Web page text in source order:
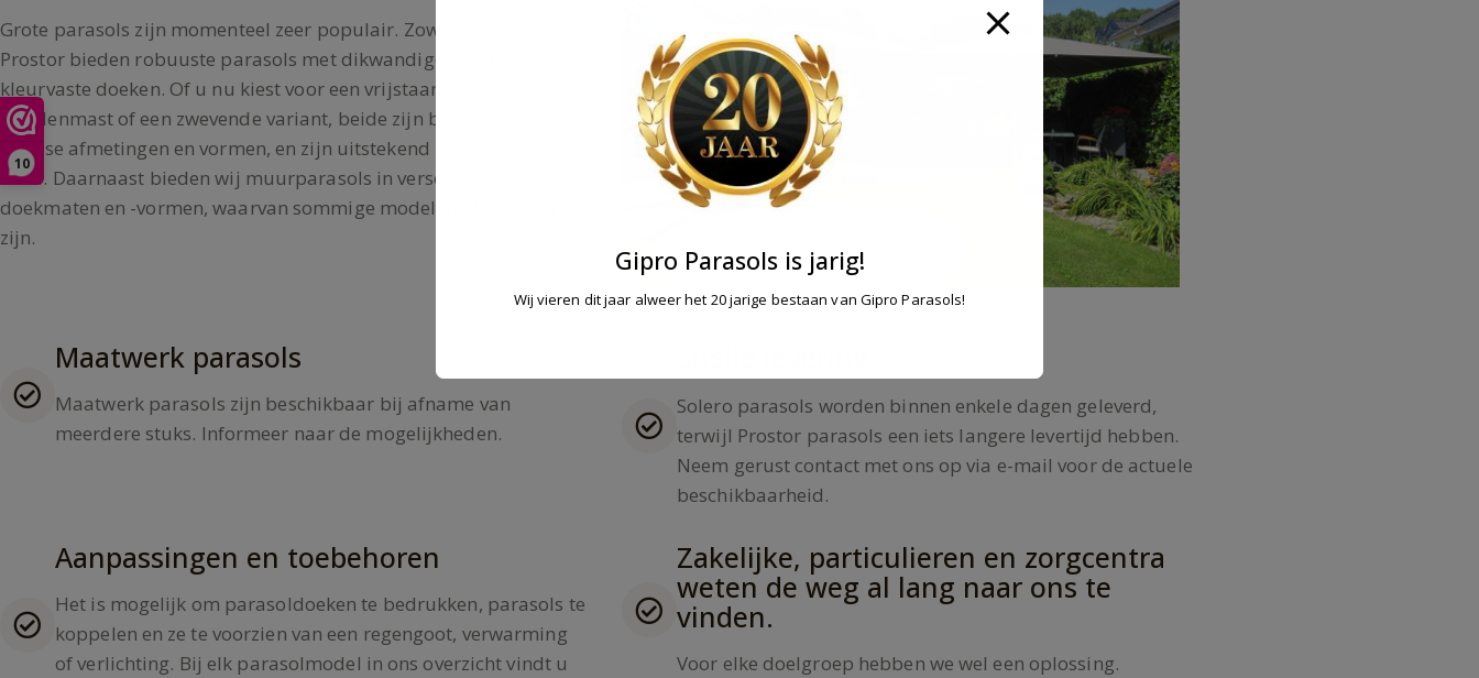
10
Grote parasols zijn momenteel zeer populair. Zowel Solero als
Prostor bieden robuuste parasols met dikwandige constructies en
kleurvaste doeken. Of u nu kiest voor een vrijstaande parasol met
middenmast of een zwevende variant, beide zijn beschikbaar in
diverse afmetingen en vormen, en zijn uitstekend bestand tegen
wind. Daarnaast bieden wij muurparasols in verschillende
doekmaten en -vormen, waarvan sommige modellen draaibaar
zijn.
Maatwerk parasols
Maatwerk parasols zijn beschikbaar bij afname van
meerdere stuks. Informeer naar de mogelijkheden.
Solero parasols worden binnen enkele dagen geleverd,
terwijl Prostor parasols een iets langere levertijd hebben.
Neem gerust contact met ons op via e-mail voor de actuele
beschikbaarheid.
Aanpassingen en toebehoren
Het is mogelijk om parasoldoeken te bedrukken, parasols te
koppelen en ze te voorzien van een regengoot, verwarming
of verlichting. Bij elk parasolmodel in ons overzicht vindt u
Zakelijke, particulieren en zorgcentra
weten de weg al lang naar ons te
vinden.
Voor elke doelgroep hebben we wel een oplossing.
Gipro Parasols is jarig!
Wij vieren dit jaar alweer het 20 jarige bestaan van Gipro Parasols!